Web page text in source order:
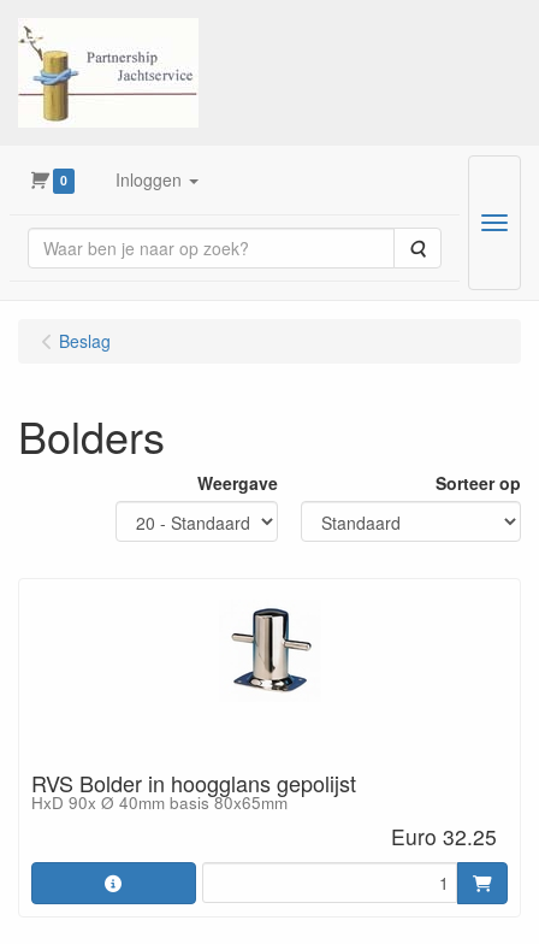
0 Inloggen
Zoeken
Menu
Beslag
Bolders
Weergave Sorteer op
RVS Bolder in hoogglans gepolijst
HxD 90x Ø 40mm basis 80x65mm
Euro 32.25